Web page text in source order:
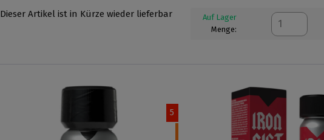
Dieser Artikel ist in Kürze wieder lieferbar
Auf Lager
Menge:
5